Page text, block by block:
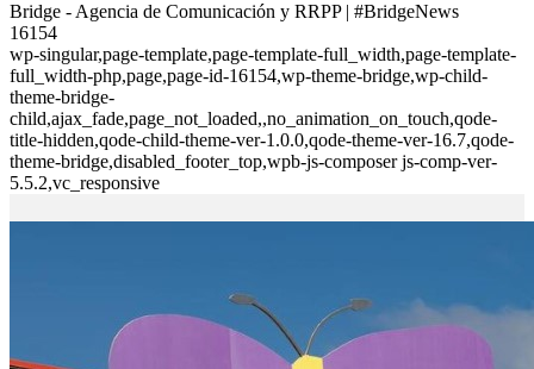
Bridge - Agencia de Comunicación y RRPP | #BridgeNews
16154
wp-singular,page-template,page-template-full_width,page-template-
full_width-php,page,page-id-16154,wp-theme-bridge,wp-child-
theme-bridge-
child,ajax_fade,page_not_loaded,,no_animation_on_touch,qode-
title-hidden,qode-child-theme-ver-1.0.0,qode-theme-ver-16.7,qode-
theme-bridge,disabled_footer_top,wpb-js-composer js-comp-ver-
5.5.2,vc_responsive